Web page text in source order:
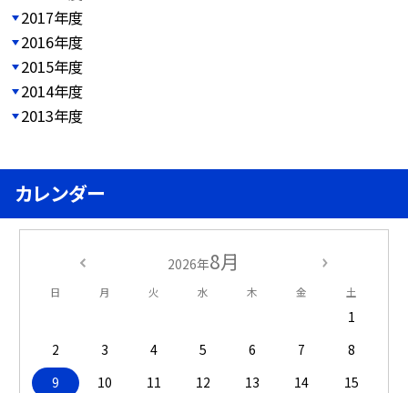
2017年度
2016年度
2015年度
2014年度
2013年度
カレンダー
2026年8月
日 月 火 水 木 金 土
1
2
3 4 5 6 7
8
9
10 11 12 13 14
15